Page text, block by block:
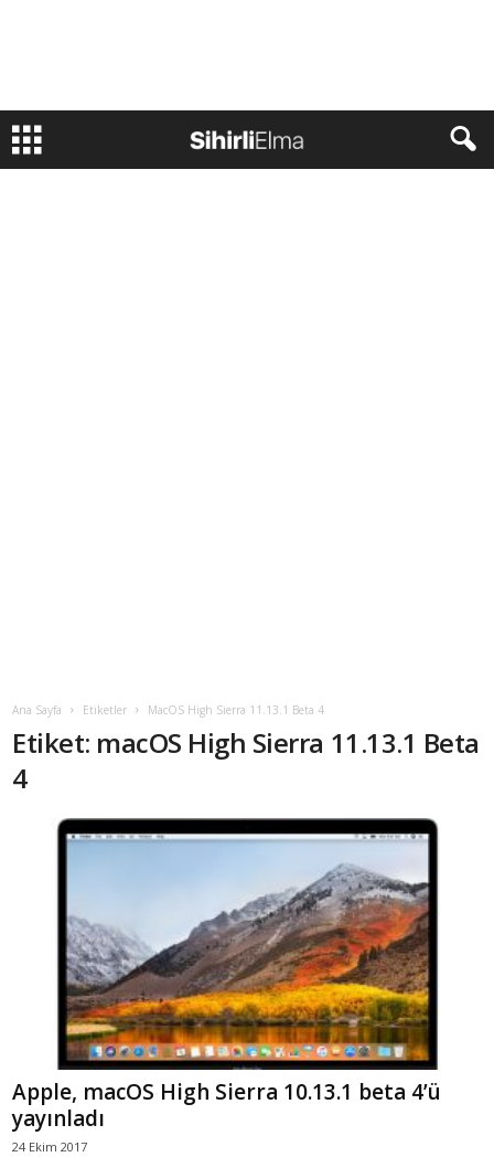
Ana Sayfa Etiketler MacOS High Sierra 11.13.1 Beta 4
Etiket: macOS High Sierra 11.13.1 Beta
4
Apple, macOS High Sierra 10.13.1 beta 4’ü
yayınladı
24 Ekim 2017